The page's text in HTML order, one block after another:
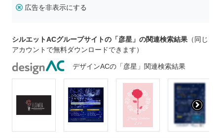
広告を非表示にする
シルエットACグループサイトの「彦星」の関連検索結果 （同じ
アカウントで無料ダウンロードできます）
デザインACの「彦星」関連検索結果